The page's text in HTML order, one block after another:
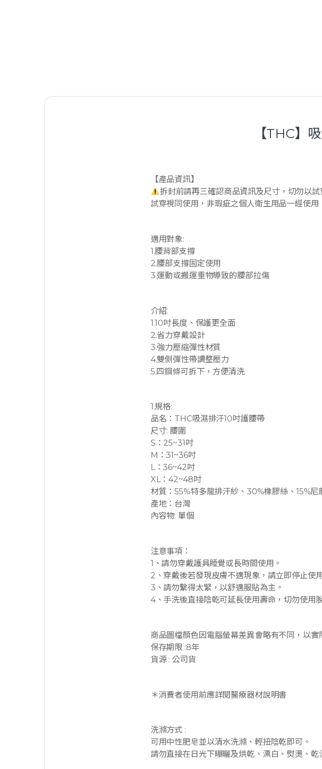
【THC】
【產品資訊】
拆封前請再三確認商品資訊及尺寸，切勿以
試穿視同使用，非瑕疵之個人衛生用品一經使用
適用對象:
1.腰背部支撐
2.腰部支撐固定使用
3.運動或搬運重物導致的腰部拉傷
介紹:
1.10吋長度、保護更全面
2.省力穿戴設計
3.強力壓縮彈性材質
4.雙側彈性帶調整壓力
5.四鋼條可拆下，方便清洗
1.規格:
品名：THC吸濕排汗10吋護腰帶
尺寸: 腰圍
S：25~31吋
M：31~36吋
L：36~42吋
XL：42~48吋
材質：55%特多龍排汗紗、30%橡膠絲、15%尼
產地：台灣
內容物: 單個
注意事項：
1、請勿穿戴護具睡覺或長時間使用。
2、穿戴後若發現皮膚不適現象，請立即停止使
3、請勿繫得太緊，以舒適服貼為主。
4、手洗後直接陰乾可延長使用壽命，切勿使用
商品圖檔顏色因電腦螢幕差異會略有不同，以實
保存期限 :8年
貨源 : 公司貨
＊消費者使用前應詳閱醫療器材說明書
洗滌方式 :
可用中性肥皂並以清水洗滌、輕扭陰乾即可。
請勿直接在日光下曝曬及烘乾、漂白、熨燙、乾